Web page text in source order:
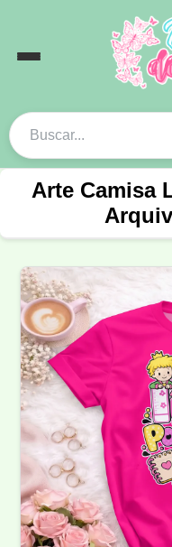
Arte Camisa